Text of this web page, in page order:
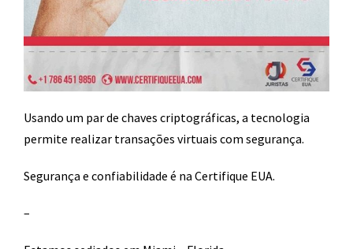
Usando um par de chaves criptográficas, a tecnologia
permite realizar transações virtuais com segurança.
Segurança e confiabilidade é na Certifique EUA.
–